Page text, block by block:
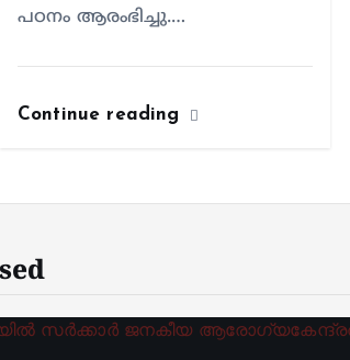
പഠനം ആരംഭിച്ചു.…
Continue reading